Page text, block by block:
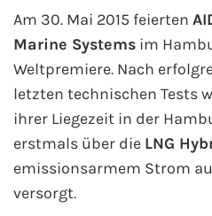
AIDA Kanaren & Madeira
AIDA Nordeuropa
AIDA Norwegen
AIDA Westeuropa
Am 30. Mai 2015 feierten
Marine Systems im
Weltpremiere. Nach
letzten technischen Tests
ihrer Liegezeit in der
erstmals über die LNG
emissionsarmem Strom
versorgt.